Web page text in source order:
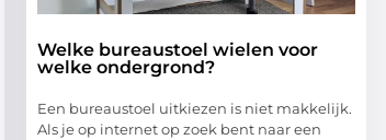
Welke bureaustoel wielen voor
welke ondergrond?
Een bureaustoel uitkiezen is niet makkelijk.
Als je op internet op zoek bent naar een